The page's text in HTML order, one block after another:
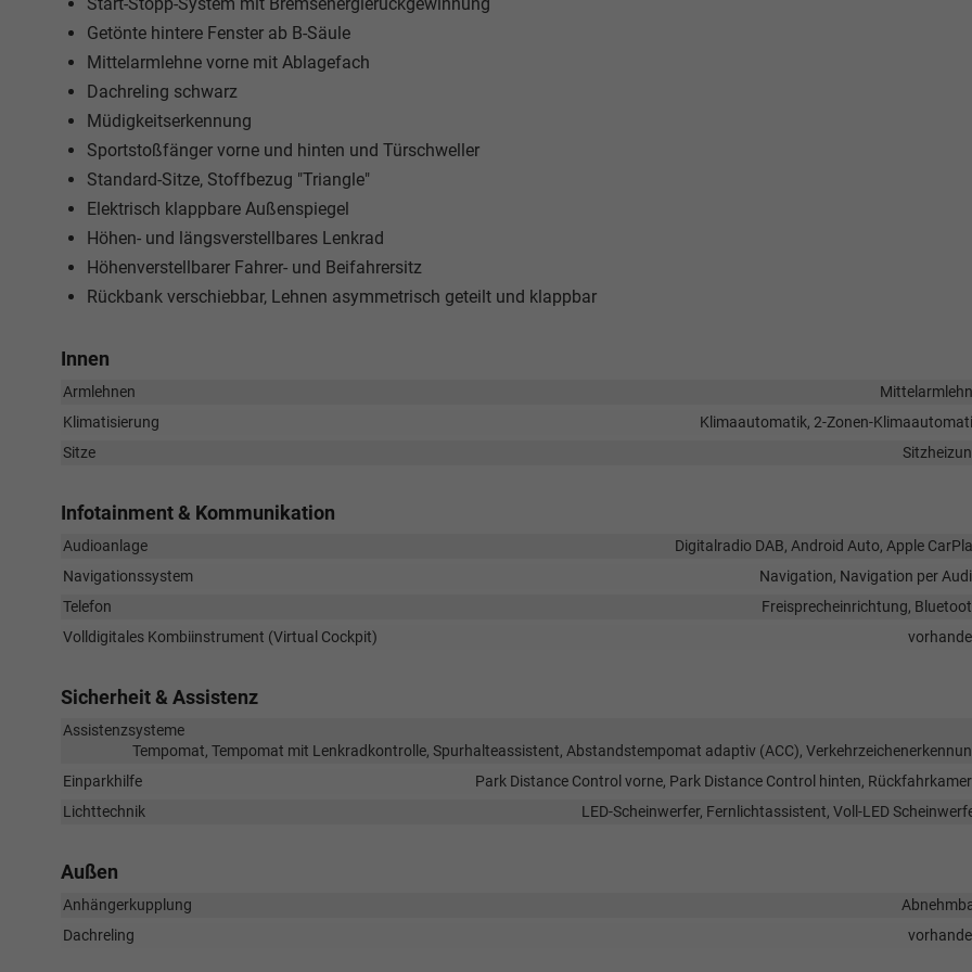
Getönte hintere Fenster ab B-Säule
Mittelarmlehne vorne mit Ablagefach
Dachreling schwarz
Müdigkeitserkennung
Sportstoßfänger vorne und hinten und Türschweller
Standard-Sitze, Stoffbezug "Triangle"
Elektrisch klappbare Außenspiegel
Höhen- und längsverstellbares Lenkrad
Höhenverstellbarer Fahrer- und Beifahrersitz
Rückbank verschiebbar, Lehnen asymmetrisch geteilt und klappbar
Innen
Armlehnen
Klimatisierung
Klimaautomatik, 2-Zonen-
Sitze
Infotainment & Kommunikation
Audioanlage
Digitalradio DAB, Android Auto, Apple
Navigationssystem
Navigation, Navigation per
Telefon
Freisprecheinrichtung,
Volldigitales Kombiinstrument (Virtual Cockpit)
Sicherheit & Assistenz
Assistenzsysteme
Tempomat, Tempomat mit Lenkradkontrolle, Spurhalteassistent, Abstandstempomat adaptiv (ACC),
Einparkhilfe
Park Distance Control vorne, Park Distance Control hinten,
Lichttechnik
LED-Scheinwerfer, Fernlichtassistent, Voll-LED
Außen
Anhängerkupplung
Dachreling